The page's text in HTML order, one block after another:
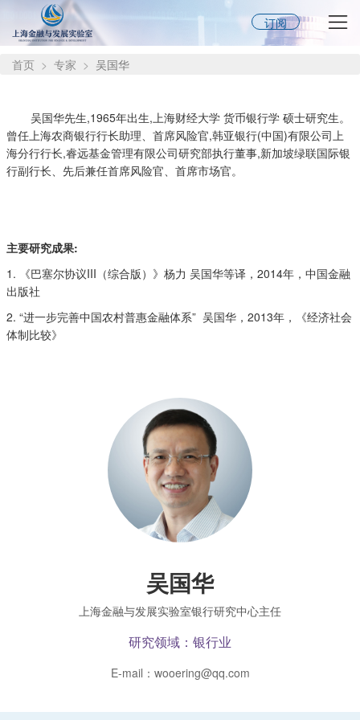
订阅
首页 专家 吴国华
吴国华先生,1965年出生,上海财经大学 货币银行学 硕士研究生。
曾任上海农商银行行长助理、首席风险官,韩亚银行(中国)有限公司上
海分行行长,睿远基金管理有限公司研究部执行董事,新加坡绿联国际银
行副行长、先后兼任首席风险官、首席市场官。
主要研究成果:
1. 《巴塞尔协议III（综合版）》杨力 吴国华等译，2014年，中国金融
出版社
2. “进一步完善中国农村普惠金融体系” 吴国华，2013年，《经济社会
体制比较》
吴国华
上海金融与发展实验室银行研究中心主任
研究领域：银行业
E-mail：wooering@qq.com